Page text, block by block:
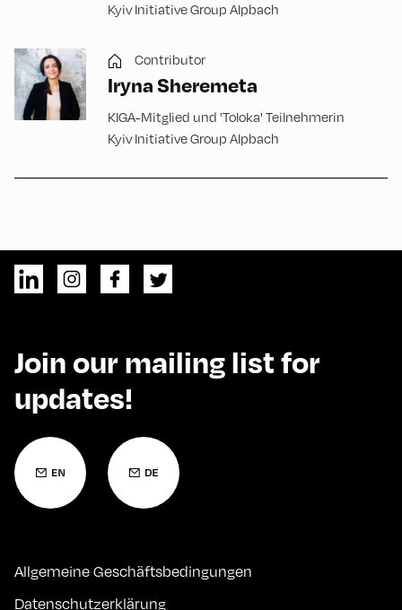
Kyiv Initiative Group Alpbach
Contributor
Iryna Sheremeta
KIGA-Mitglied und 'Toloka' Teilnehmerin
Kyiv Initiative Group Alpbach
Join our mailing list for
updates!
Allgemeine Geschäftsbedingungen
Datenschutzerklärung